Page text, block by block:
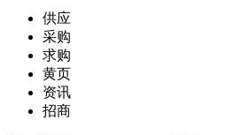
供应
采购
求购
黄页
资讯
招商